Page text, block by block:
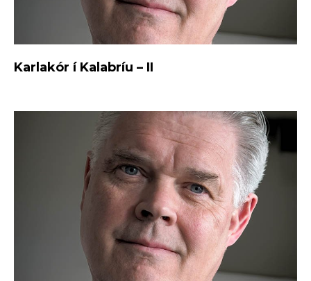
Karlakór í Kalabríu – II